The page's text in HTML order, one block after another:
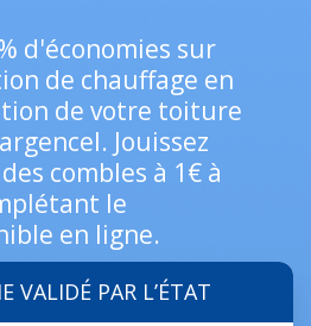
d'économies sur
de chauffage en
de votre toiture
Jouissez
combles à 1€ à
le
en ligne.
VALIDÉ PAR L’ÉTAT